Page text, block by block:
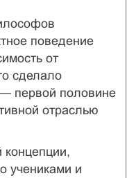
поведение
от
сделало
первой половине
от­раслью
концепции,
учениками и